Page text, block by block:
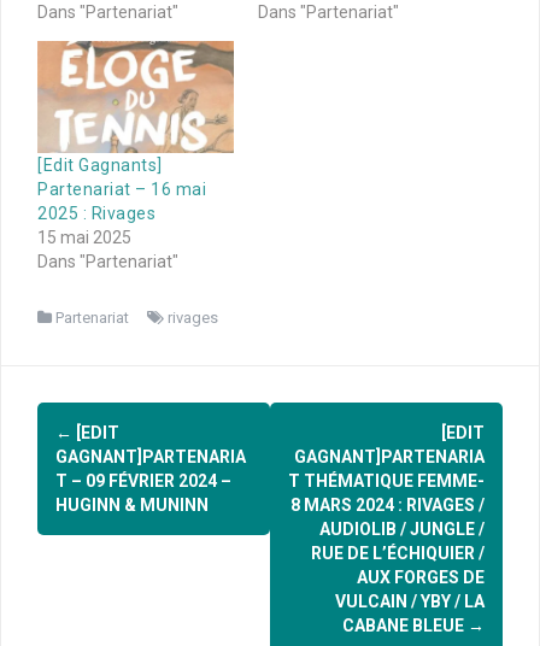
Dans "Partenariat"
Dans "Partenariat"
[Edit Gagnants]
Partenariat – 16 mai
2025 : Rivages
15 mai 2025
Dans "Partenariat"
Partenariat rivages
Navigation
d'article
←
[EDIT
GAGNANT]PARTENARIA
T – 09 FÉVRIER 2024 –
HUGINN & MUNINN
[EDIT
GAGNANT]PARTENARIA
T THÉMATIQUE FEMME-
8 MARS 2024 : RIVAGES /
AUDIOLIB / JUNGLE /
RUE DE L’ÉCHIQUIER /
AUX FORGES DE
VULCAIN / YBY / LA
CABANE BLEUE →